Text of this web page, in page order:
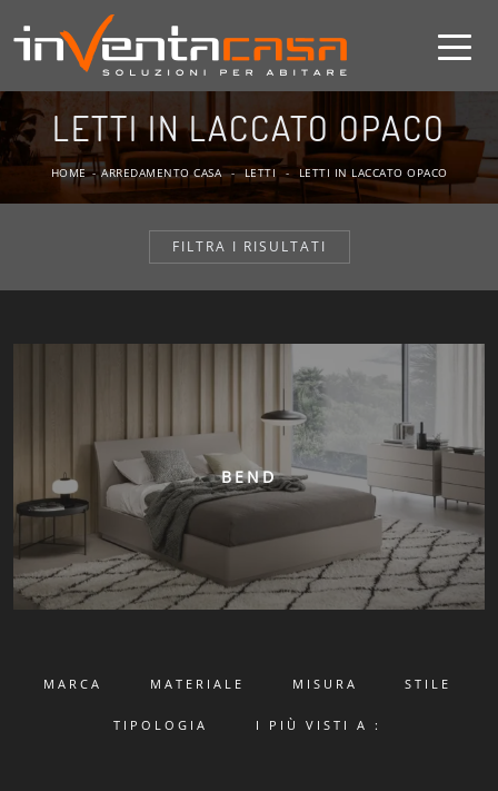
LETTI IN LACCATO OPACO
HOME - ARREDAMENTO CASA - LETTI - LETTI IN LACCATO OPACO
FILTRA I RISULTATI
BEND
MARCA MATERIALE MISURA STILE
TIPOLOGIA I PIÙ VISTI A :